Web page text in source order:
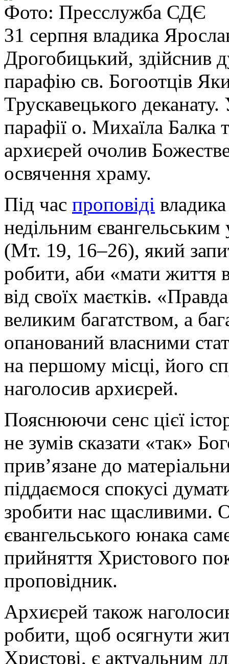
Фото: Пресслужба СДЄ
31 серпня владика
Дрогобицький, здійснив
парафію св. Богоотців
Трускавецького деканату.
парафії о. Михаїла Балка
архиєрей очолив
освячення храму.
Під час проповіді
недільним
(Мт. 19, 16–26), який
робити, аби «мати життя
від своїх маєтків.
великим багатством, а
опанований власними
на першому місці, його
наголосив архиєрей.
Пояснюючи сенс цієї
не зумів сказати «так»
прив’язане до
піддаємося спокусі
зробити нас щасливими.
євангельського юнака
прийняття Христового
проповідник.
Архиєрей також
робити, щоб осягнути
Христові, є актуальним